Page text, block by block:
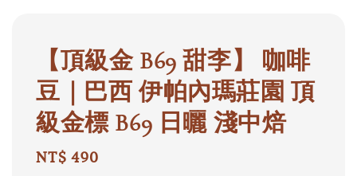
【頂級金 B69 甜李】 咖啡
豆｜巴西 伊帕內瑪莊園 頂
級金標 B69 日曬 淺中焙
Regular
NT$ 490